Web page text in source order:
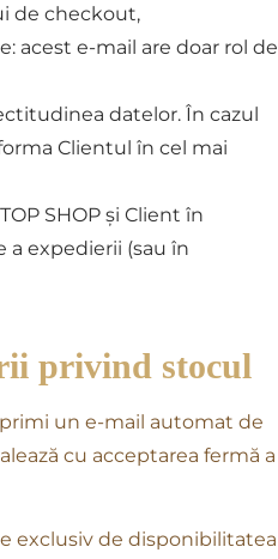
de checkout,
acest e-mail are doar rol de
datelor. În cazul
Clientul în cel mai
SHOP și Client în
expedierii (sau în
privind stocul
un e-mail automat de
cu acceptarea fermă a
exclusiv de disponibilitatea